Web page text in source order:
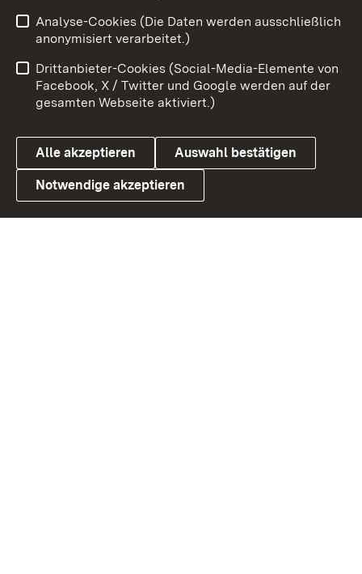
Link zum Landesportal
Benutzungshinweise
Barrierefreiheit
Datenschutz
Cookies
Analyse-Cookies (Die Daten werden ausschließlich
anonymisiert verarbeitet.)
Drittanbieter-Cookies (Social-Media-Elemente von
Facebook, X / Twitter und Google werden auf der
gesamten Webseite aktiviert.)
Alle akzeptieren Auswahl bestätigen
Notwendige akzeptieren